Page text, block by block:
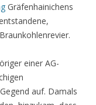
Gräfenhainichens
einer AG-
auf. Damals